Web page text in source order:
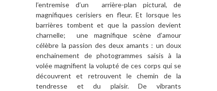
l’entremise d’un arrière-plan pictural, de
magnifiques cerisiers en fleur. Et lorsque les
barrières tombent et que la passion devient
charnelle; une magnifique scène d’amour
célèbre la passion des deux amants : un doux
enchainement de photogrammes saisis à la
volée magnifient la volupté de ces corps qui se
découvrent et retrouvent le chemin de la
tendresse et du plaisir. De vibrants